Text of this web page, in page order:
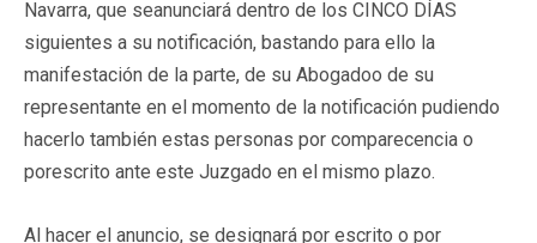
Navarra, que seanunciará dentro de los CINCO DÍAS
siguientes a su notificación, bastando para ello la
manifestación de la parte, de su Abogadoo de su
representante en el momento de la notificación pudiendo
hacerlo también estas personas por comparecencia o
porescrito ante este Juzgado en el mismo plazo.
Al hacer el anuncio, se designará por escrito o por